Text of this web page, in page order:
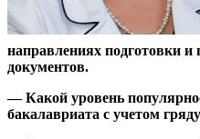
направлениях подготовки
документов.
— Какой уровень
бакалавриата с учетом